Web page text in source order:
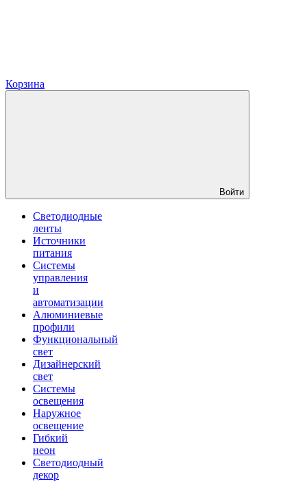
Корзина
Войти
Светодиодные
ленты
Источники
питания
Системы
управления
и
автоматизации
Алюминиевые
профили
Функциональный
свет
Дизайнерский
свет
Системы
освещения
Наружное
освещение
Гибкий
неон
Светодиодный
декор